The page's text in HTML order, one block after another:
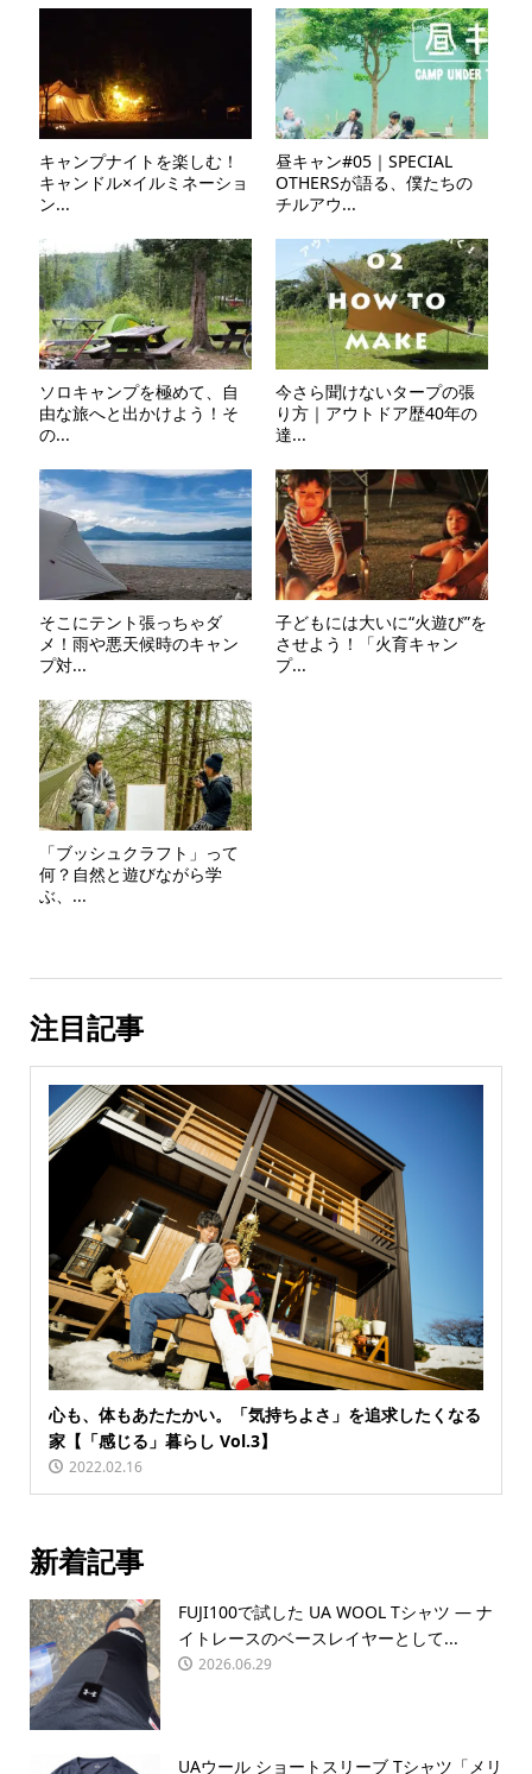
キャンプナイトを楽しむ！
キャンドル×イルミネーショ
ン...
昼キャン#05｜SPECIAL
OTHERSが語る、僕たちの
チルアウ...
ソロキャンプを極めて、自
由な旅へと出かけよう！そ
の...
今さら聞けないタープの張
り方｜アウトドア歴40年の
達...
そこにテント張っちゃダ
メ！雨や悪天候時のキャン
プ対...
子どもには大いに“火遊び”を
させよう！「火育キャン
プ...
「ブッシュクラフト」って
何？自然と遊びながら学
ぶ、...
注目記事
心も、体もあたたかい。「気持ちよさ」を追求したくなる
家【「感じる」暮らし Vol.3】
2022.02.16
新着記事
FUJI100で試した UA WOOL Tシャツ — ナ
イトレースのベースレイヤーとして...
2026.06.29
UAウール ショートスリーブ Tシャツ「メリ